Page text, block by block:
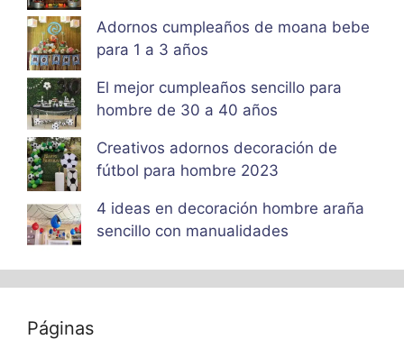
Adornos cumpleaños de moana bebe
para 1 a 3 años
El mejor cumpleaños sencillo para
hombre de 30 a 40 años
Creativos adornos decoración de
fútbol para hombre 2023
4 ideas en decoración hombre araña
sencillo con manualidades
Páginas